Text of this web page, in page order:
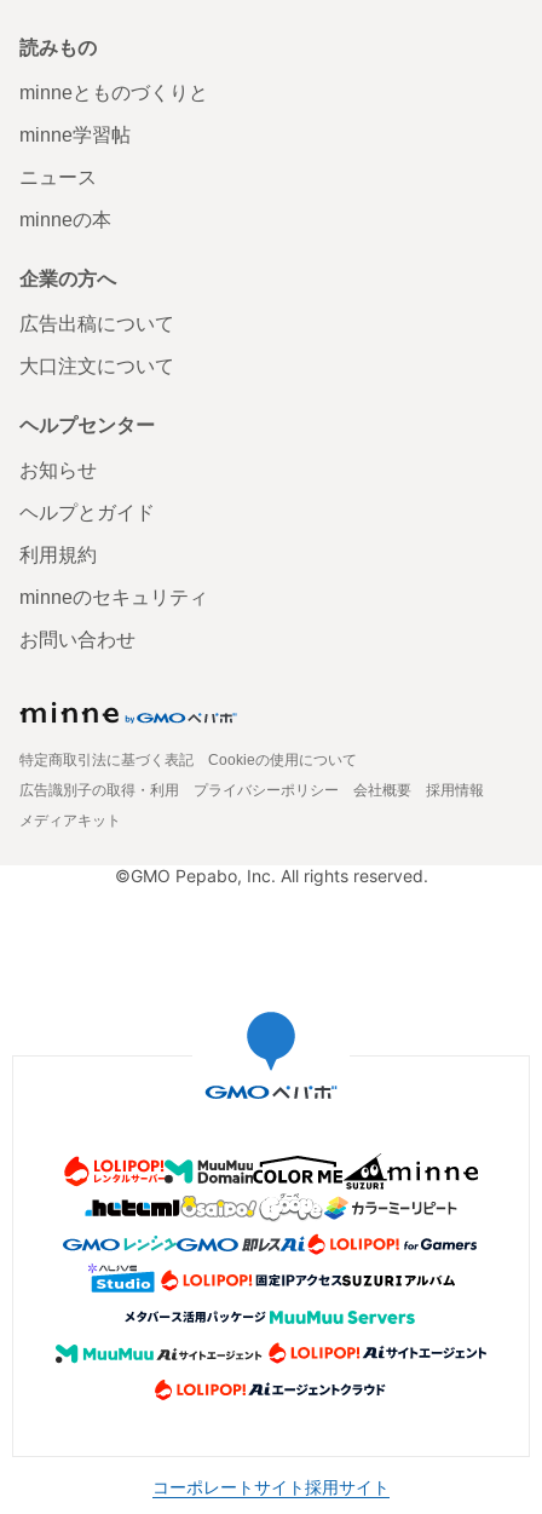
読みもの
minneとものづくりと
minne学習帖
ニュース
minneの本
企業の方へ
広告出稿について
大口注文について
ヘルプセンター
お知らせ
ヘルプとガイド
利用規約
minneのセキュリティ
お問い合わせ
特定商取引法に基づく表記
Cookieの使用について
広告識別子の取得・利用
プライバシーポリシー 会社概要
採用情報
メディアキット
©GMO Pepabo, Inc. All rights reserved.
コーポレートサイト採用サイト